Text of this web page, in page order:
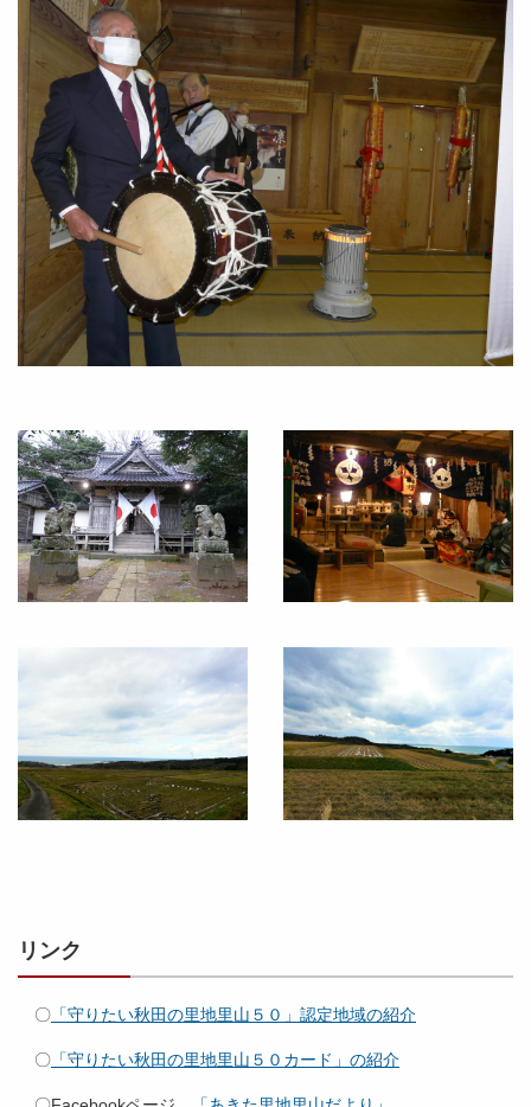
リンク
〇 「守りたい秋田の里地里山５０」認定地域の紹介
〇 「守りたい秋田の里地里山５０カード」の紹介